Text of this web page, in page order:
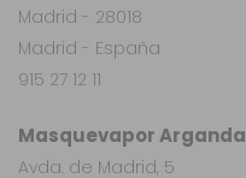
Masquevapor Arganda
Avda. de Madrid, 5
Madrid - 28018
Madrid - España
915 27 12 11